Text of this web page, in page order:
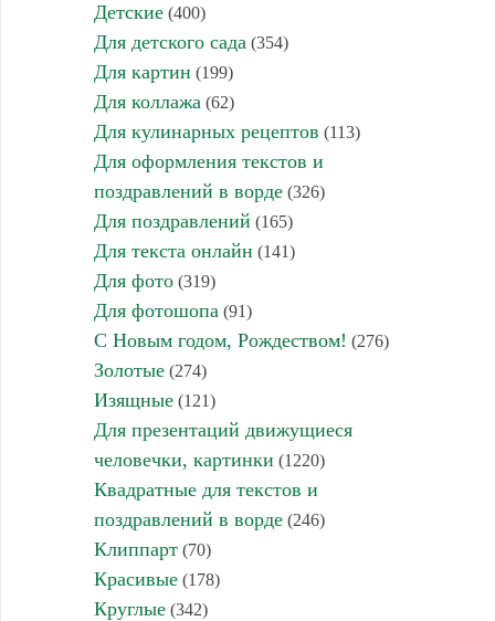
Детские(400)
Для детского сада (354)
Для картин (199)
Для коллажа (62)
Для кулинарных рецептов (113)
Для оформления текстов и
поздравлений в ворде(326)
Для поздравлений (165)
Для текста онлайн (141)
Для фото(319)
Для фотошопа (91)
С Новым годом, Рождеством! (276)
Золотые(274)
Изящные(121)
Для презентаций движущиеся
человечки, картинки (1220)
Квадратные для текстов и
поздравлений в ворде(246)
Клиппарт(70)
Красивые(178)
Круглые(342)